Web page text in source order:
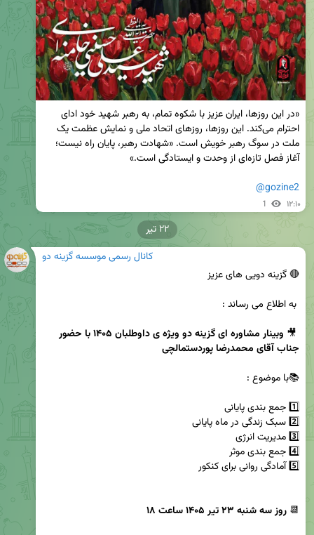
@gozine2
1 ۱۲:۱۰
کانال رسمی موسسه گزینه دو
وبینار مشاوره ای گزینه دو ویژه ی داوطلبان ۱۴۰۵ با حضور
جناب آقای محمدرضا پوردستمالچی
📆 روز سه شنبه ۲۳ تیر ۱۴۰۵ ساعت ۱۸
۲۲ تیر